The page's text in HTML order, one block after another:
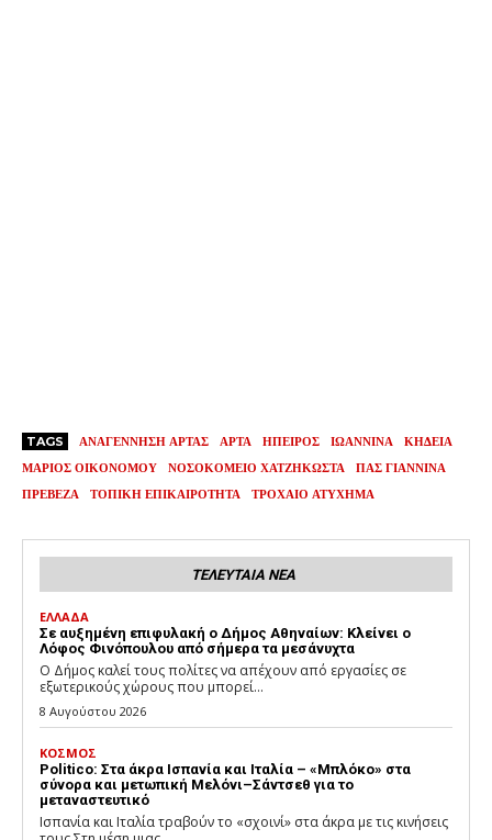
TAGS ΑΝΑΓΕΝΝΗΣΗ ΑΡΤΑΣ ΑΡΤΑ ΗΠΕΙΡΟΣ ΙΩΑΝΝΙΝΑ
ΚΗΔΕΙΑ
ΜΑΡΙΟΣ ΟΙΚΟΝΟΜΟΥ
ΝΟΣΟΚΟΜΕΙΟ ΧΑΤΖΗΚΩΣΤΑ
ΠΑΣ ΓΙΑΝΝΙΝΑ
ΠΡΕΒΕΖΑ
ΤΟΠΙΚΗ ΕΠΙΚΑΙΡΟΤΗΤΑ ΤΡΟΧΑΙΟ ΑΤΥΧΗΜΑ
ΤΕΛΕΥΤΑΙΑ ΝΕΑ
ΕΛΛΑΔΑ
Σε αυξημένη επιφυλακή ο Δήμος Αθηναίων: Κλείνει ο
Λόφος Φινόπουλου από σήμερα τα μεσάνυχτα
Ο Δήμος καλεί τους πολίτες να απέχουν από εργασίες σε
εξωτερικούς χώρους που μπορεί...
8 Αυγούστου 2026
ΚΟΣΜΟΣ
Politico: Στα άκρα Ισπανία και Ιταλία – «Μπλόκο» στα
σύνορα και μετωπική Μελόνι–Σάντσεθ για το
μεταναστευτικό
Ισπανία και Ιταλία τραβούν το «σχοινί» στα άκρα με τις κινήσεις